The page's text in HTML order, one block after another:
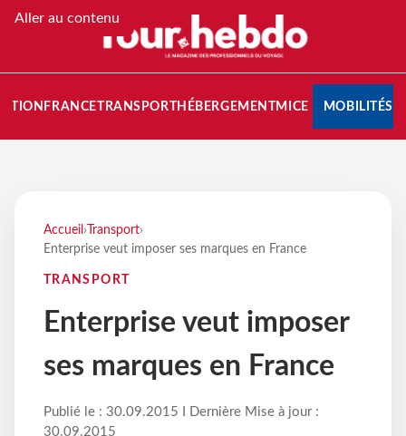
Aller au contenu
FRANCETRANSPORT HÉBERGEMENTMICE MOBILITÉS
Accueil › Transport›
Enterprise veut imposer ses marques en France
TRANSPORT
Enterprise veut imposer
ses marques en France
Publié le : 30.09.2015 I Dernière Mise à jour :
30.09.2015